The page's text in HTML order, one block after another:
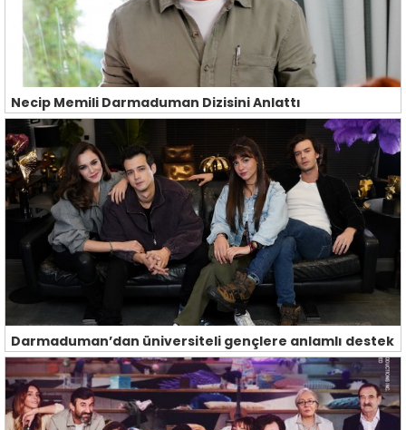
Necip Memili Darmaduman Dizisini Anlattı
Darmaduman’dan üniversiteli gençlere anlamlı destek